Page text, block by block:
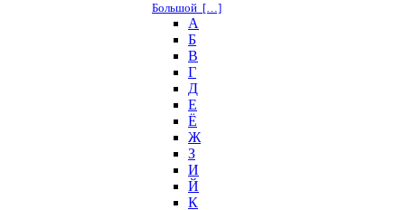
Большой […]
А
Б
В
Г
Д
Е
Ё
Ж
З
И
Й
К